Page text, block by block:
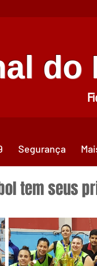
do
tem seus
Segurança